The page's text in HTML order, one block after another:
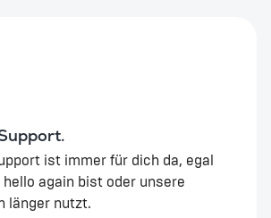
ist immer für dich da, egal
hello again bist oder unsere
länger nutzt.